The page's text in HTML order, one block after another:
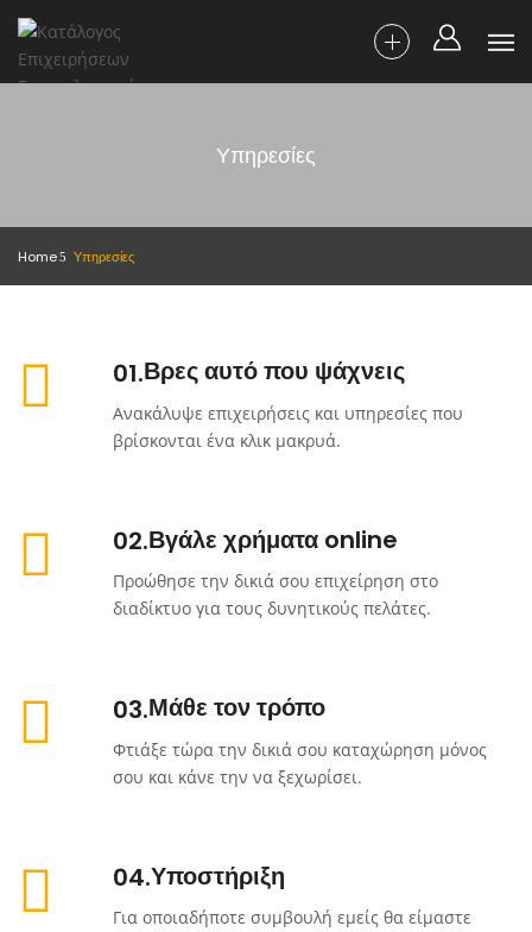
Υπηρεσίες
Home Υπηρεσίες
01 Βρες αυτό που ψάχνεις
Ανακάλυψε επιχειρήσεις και υπηρεσίες που
βρίσκονται ένα κλικ μακρυά.
02 Βγάλε χρήματα online
Προώθησε την δικιά σου επιχείρηση στο
διαδίκτυο για τους δυνητικούς πελάτες.
03 Μάθε τον τρόπο
Φτιάξε τώρα την δικιά σου καταχώρηση μόνος
σου και κάνε την να ξεχωρίσει.
04 Υποστήριξη
Για οποιαδήποτε συμβουλή εμείς θα είμαστε